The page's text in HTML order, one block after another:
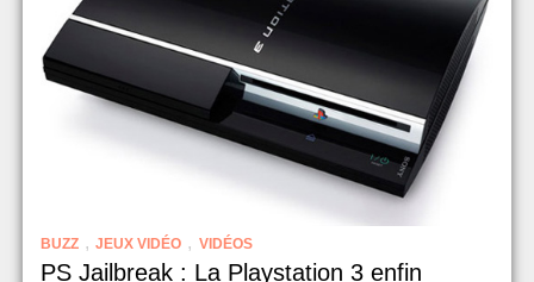
BUZZ , JEUX VIDÉO , VIDÉOS
PS Jailbreak : La Playstation 3 enfin